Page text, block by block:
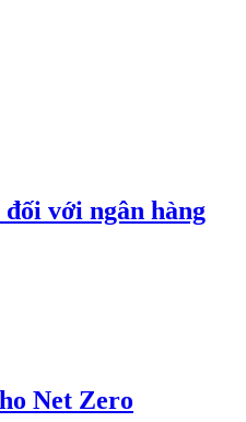
với ngân hàng
Net Zero